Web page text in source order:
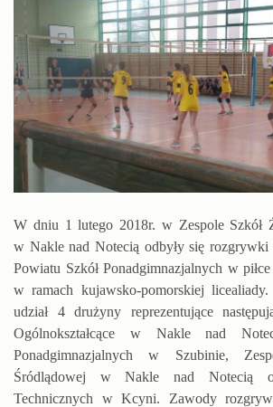
W dniu 1 lutego 2018r. w Zespole Szkół
w Nakle nad Notecią odbyły się rozgrywki
Powiatu Szkół Ponadgimnazjalnych w
w ramach kujawsko-pomorskiej
udział 4 drużyny reprezentujące
Ogólnokształcące w Nakle nad
Ponadgimnazjalnych w Szubinie,
Śródlądowej w Nakle nad Notecią
Technicznych w Kcyni. Zawody